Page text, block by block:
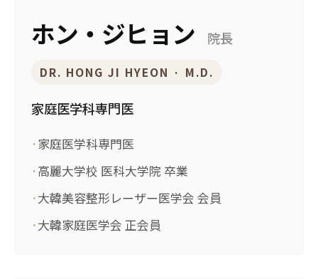
ホン・ジヒョン 院長
DR. HONG JI HYEON · M.D.
家庭医学科専門医
家庭医学科専門医
高麗大学校 医科大学院 卒業
大韓美容整形レーザー医学会 会員
大韓家庭医学会 正会員